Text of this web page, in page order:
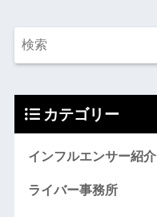
カテゴリー
インフルエンサー紹介
ライバー事務所